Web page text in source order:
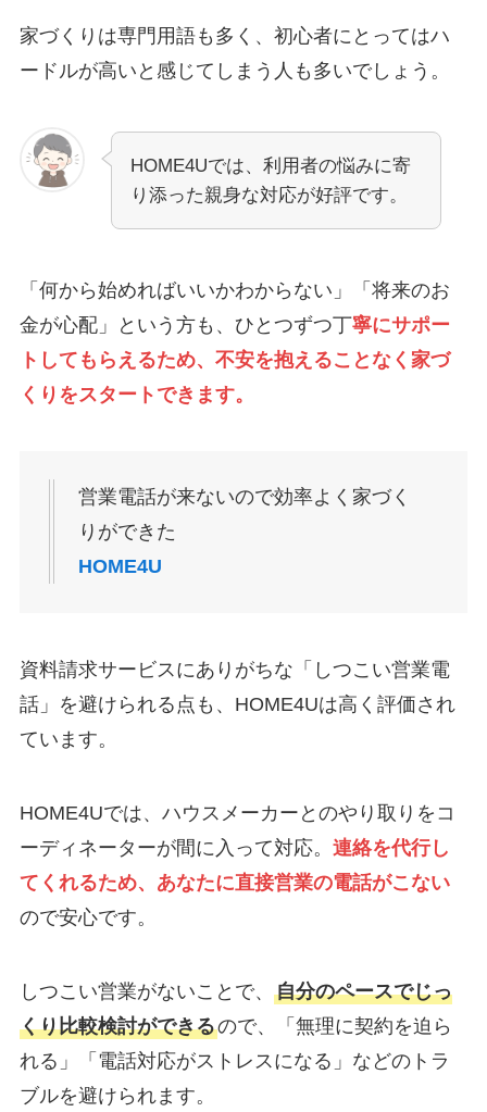
家づくりは専門用語も多く、初心者にとってはハ
ードルが高いと感じてしまう人も多いでしょう。
HOME4Uでは、利用者の悩みに寄
り添った親身な対応が好評です。
「何から始めればいいかわからない」「将来のお
金が心配」という方も、ひとつずつ丁寧にサポー
トしてもらえるため、不安を抱えることなく家づ
くりをスタートできます。
営業電話が来ないので効率よく家づく
りができた
HOME4U
資料請求サービスにありがちな「しつこい営業電
話」を避けられる点も、HOME4Uは高く評価され
ています。
HOME4Uでは、ハウスメーカーとのやり取りをコ
ーディネーターが間に入って対応。 連絡を代行し
てくれるため、あなたに直接営業の電話がこない
ので安心です。
しつこい営業がないことで、 自分のペースでじっ
くり比較検討ができるので、「無理に契約を迫ら
れる」「電話対応がストレスになる」などのトラ
ブルを避けられます。